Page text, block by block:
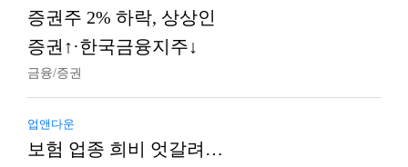
증권주 2% 하락, 상상인
증권↑·한국금융지주↓
금융/증권
업앤다운
보험 업종 희비 엇갈려…